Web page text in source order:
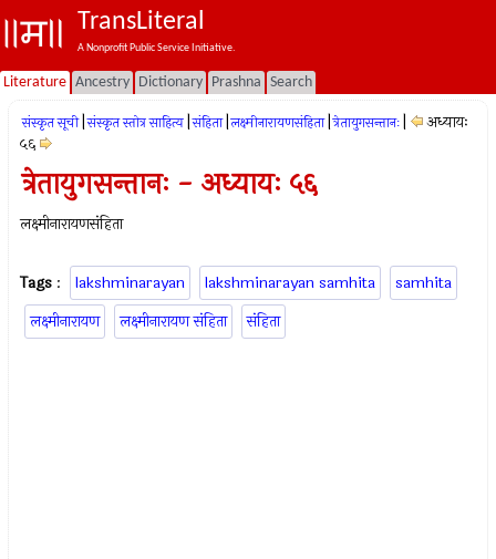
TransLiteral
A Nonprofit Public Service Initiative.
Literature Ancestry Dictionary Prashna Search
संस्कृत सूची संस्कृत स्तोत्र साहित्य संहिता लक्ष्मीनारायणसंहिता त्रेतायुगसन्तानः
अध्यायः
५६
त्रेतायुगसन्तानः - अध्यायः ५६
लक्ष्मीनारायणसंहिता
Tags : lakshminarayan lakshminarayan samhita
samhita
लक्ष्मीनारायण
लक्ष्मीनारायण संहिता संहिता